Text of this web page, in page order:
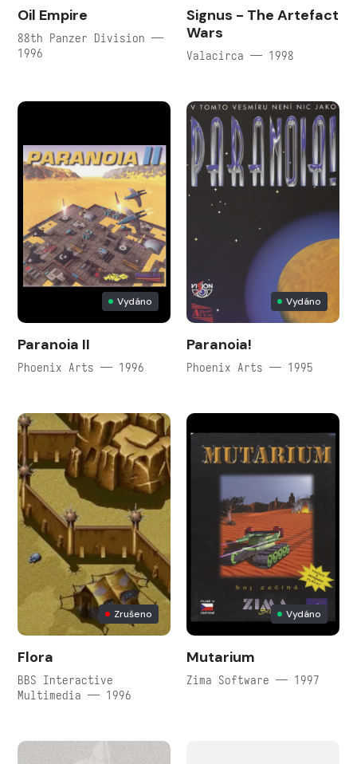
Oil Empire
88th Panzer Division —
1996
Signus - The Artefact
Wars
Valacirca — 1998
Vydáno
Paranoia II
Phoenix Arts — 1996
Vydáno
Paranoia!
Phoenix Arts — 1995
Zrušeno
Flora
BBS Interactive
Multimedia — 1996
Vydáno
Mutarium
Zima Software — 1997